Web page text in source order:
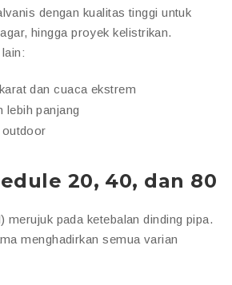
dengan kualitas tinggi untuk
hingga proyek kelistrikan.
dan cuaca ekstrem
lebih panjang
outdoor
20, 40, dan 80
merujuk pada ketebalan dinding pipa.
menghadirkan semua varian